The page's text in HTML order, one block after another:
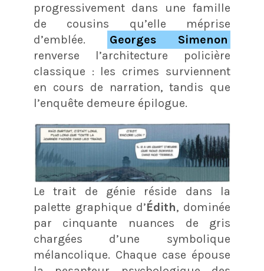
progressivement dans une famille
de cousins qu’elle méprise
d’emblée.
Georges Simenon
renverse l’architecture policière
classique : les crimes surviennent
en cours de narration, tandis que
l’enquête demeure épilogue.
Le trait de génie réside dans la
palette graphique d’Édith, dominée
par cinquante nuances de gris
chargées d’une symbolique
mélancolique. Chaque case épouse